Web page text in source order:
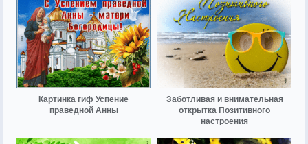
Картинка гиф Успение
праведной Анны
Заботливая и внимательная
открытка Позитивного
настроения